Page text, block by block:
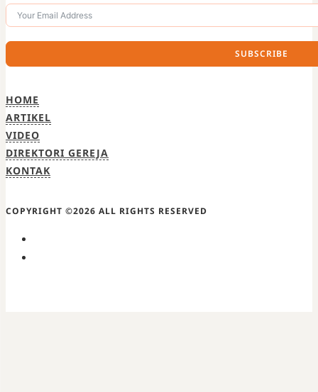
SUBSCRIBE
HOME
ARTIKEL
VIDEO
DIREKTORI GEREJA
KONTAK
COPYRIGHT ©2026 ALL RIGHTS RESERVED